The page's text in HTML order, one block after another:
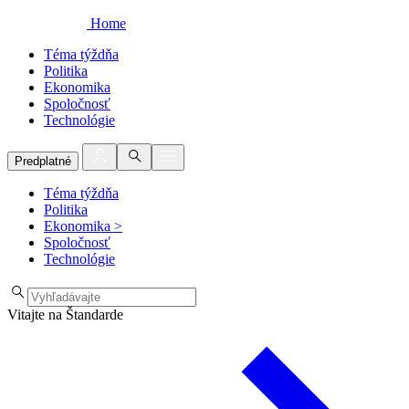
Home
Téma týždňa
Politika
Ekonomika
Spoločnosť
Technológie
Predplatné
Téma týždňa
Politika
Ekonomika >
Spoločnosť
Technológie
Vitajte na Štandarde